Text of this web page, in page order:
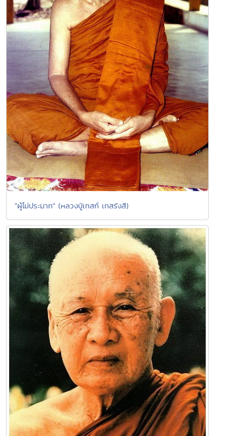
"ผู้ไม่ประมาท" (หลวงปู่เทสก์ เทสรังสี)